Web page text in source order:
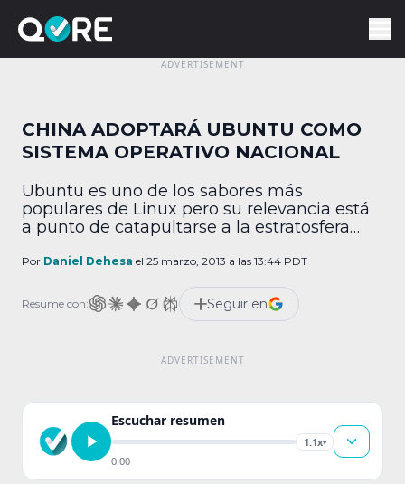
CHINA ADOPTARÁ UBUNTU COMO
SISTEMA OPERATIVO NACIONAL
Ubuntu es uno de los sabores más
populares de Linux pero su relevancia está
a punto de catapultarse a la estratosfera
operativo nacional. La intención no sólo es
dependencias administrativas, sino que
reemplace a Windows en computadoras
Por Daniel Dehesa el 25 marzo, 2013 a las 13:44 PDT
Resume con: Seguir en
Escuchar resumen
1.1x▾
0:00